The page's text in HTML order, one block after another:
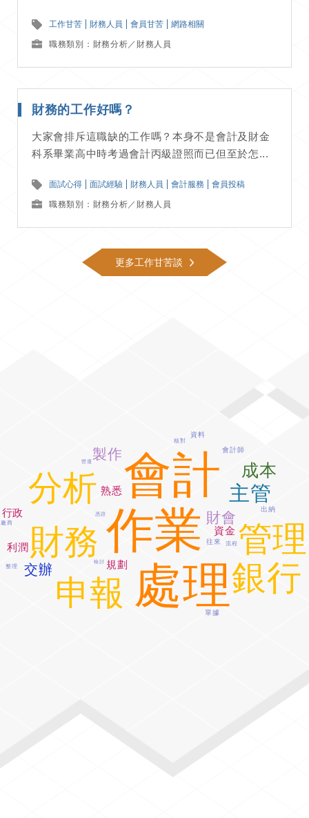
工作甘苦 財務人員 會員甘苦 網路相關
職務類別：財務分析／財務人員
財務的工作好嗎？
大家會排斥這職缺的工作嗎？本身不是會計及財金
科系畢業高中時考過會計丙級證照而已但至於怎...
面試心得 面試經驗 財務人員 會計服務 會員投稿
職務類別：財務分析／財務人員
更多工作甘苦談
作業
會計
處理
財務 管理
分析
申報 銀行
主管
成本
財會
製作
交辦
資金
熟悉
規劃
利潤
行政
會計師
出納
往來
單據
資料
流程
整理
核對
廠商
憑證
營運
檢討